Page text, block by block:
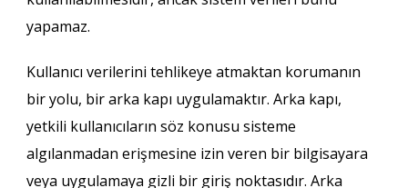
yapamaz.
Kullanıcı verilerini tehlikeye atmaktan korumanın
bir yolu, bir arka kapı uygulamaktır. Arka kapı,
yetkili kullanıcıların söz konusu sisteme
algılanmadan erişmesine izin veren bir bilgisayara
veya uygulamaya gizli bir giriş noktasıdır. Arka